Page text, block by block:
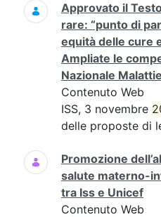
Approvato il
rare: “punto di
equità delle cure
Ampliate le
Nazionale
Contenuto Web
ISS, 3 novembre
delle proposte di
Promozione
salute materno-
tra Iss e Unicef
Contenuto Web